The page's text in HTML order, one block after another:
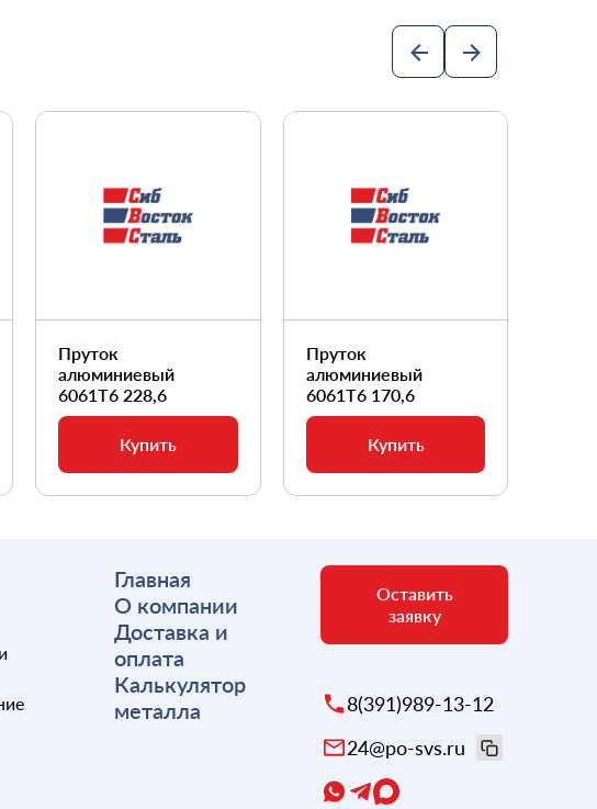
Пруток
алюминиевый
6061Т6 228,6
Купить
Пруток
алюминиевый
6061Т6 170,6
Купить
Главная
О компании
Доставка и
оплата
Калькулятор
металла
Оставить
заявку
8(391)989-13-12
24@po-svs.ru